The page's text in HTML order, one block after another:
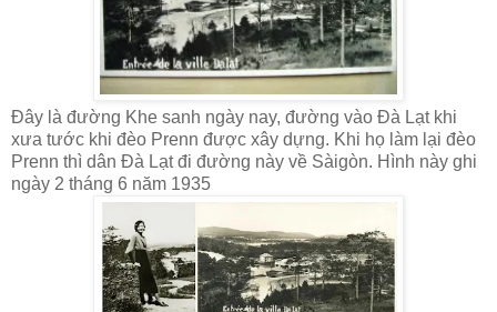
Đây là đường Khe sanh ngày nay, đường vào Đà Lạt khi
xưa tước khi đèo Prenn được xây dựng. Khi họ làm lại đèo
Prenn thì dân Đà Lạt đi đường này về Sàigòn. Hình này ghi
ngày 2 tháng 6 năm 1935